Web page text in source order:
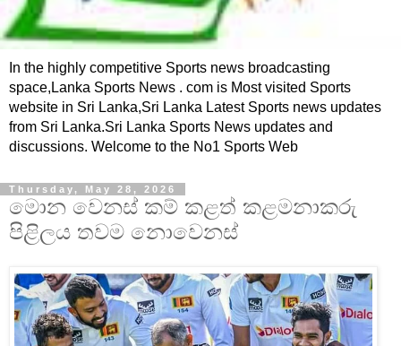
In the highly competitive Sports news broadcasting
space,Lanka Sports News . com is Most visited Sports
website in Sri Lanka,Sri Lanka Latest Sports news updates
from Sri Lanka.Sri Lanka Sports News updates and
discussions. Welcome to the No1 Sports Web
Thursday, May 28, 2026
මොන වෙනස් කම් කළත් කළමනාකරු
පිළිලය තවම නොවෙනස්